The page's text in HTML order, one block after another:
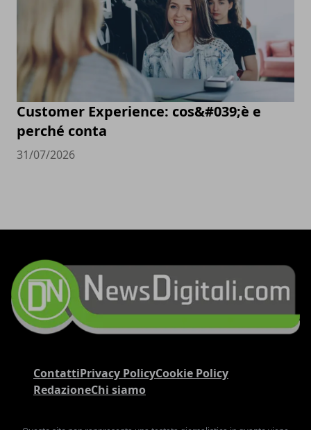
Customer Experience: cos&#039;è e
perché conta
31/07/2026
ContattiPrivacy PolicyCookie Policy
RedazioneChi siamo